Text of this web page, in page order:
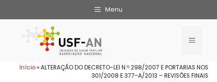
Menu
Início»ALTERAÇÃO DO DECRETO-LEI N.º 298/2007 E PORTARIAS NOS
301/2008 E 377-A/2013 – REVISÕES FINAIS